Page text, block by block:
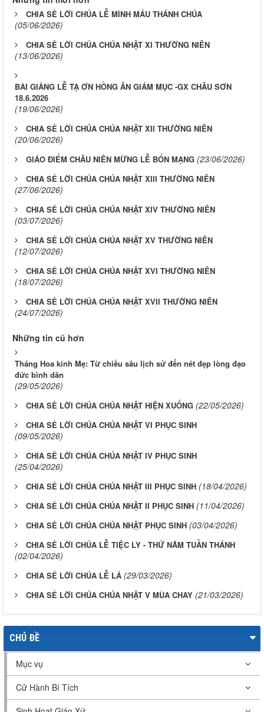
CHIA SẺ LỜI CHÚA LỄ MÌNH MÁU THÁNH CHÚA
(05/06/2026)
CHIA SẺ LỜI CHÚA CHÚA NHẬT XI THƯỜNG NIÊN
(13/06/2026)
BÀI GIẢNG LỄ TẠ ƠN HỒNG ÂN GIÁM MỤC -GX CHÂU SƠN
18.6.2026
(19/06/2026)
CHIA SẺ LỜI CHÚA CHÚA NHẬT XII THƯỜNG NIÊN
(20/06/2026)
GIÁO ĐIỂM CHÂU NIÊN MỪNG LỄ BỔN MẠNG (23/06/2026)
CHIA SẺ LỜI CHÚA CHÚA NHẬT XIII THƯỜNG NIÊN
(27/06/2026)
CHIA SẺ LỜI CHÚA CHÚA NHẬT XIV THƯỜNG NIÊN
(03/07/2026)
CHIA SẺ LỜI CHÚA CHÚA NHẬT XV THƯỜNG NIÊN
(12/07/2026)
CHIA SẺ LỜI CHÚA CHÚA NHẬT XVI THƯỜNG NIÊN
(18/07/2026)
CHIA SẺ LỜI CHÚA CHÚA NHẬT XVII THƯỜNG NIÊN
(24/07/2026)
Những tin cũ hơn
Tháng Hoa kính Mẹ: Từ chiều sâu lịch sử đến nét đẹp lòng đạo
đức bình dân
(29/05/2026)
CHIA SẺ LỜI CHÚA CHÚA NHẬT HIỆN XUỐNG (22/05/2026)
CHIA SẺ LỜI CHÚA CHÚA NHẬT VI PHỤC SINH
(09/05/2026)
CHIA SẺ LỜI CHÚA CHÚA NHẬT IV PHỤC SINH
(25/04/2026)
CHIA SẺ LỜI CHÚA CHÚA NHẬT III PHỤC SINH (18/04/2026)
CHIA SẺ LỜI CHÚA CHÚA NHẬT II PHỤC SINH (11/04/2026)
CHIA SẺ LỜI CHÚA CHÚA NHẬT PHỤC SINH (03/04/2026)
CHIA SẺ LỜI CHÚA LỄ TIỆC LY - THỨ NĂM TUẦN THÁNH
(02/04/2026)
CHIA SẺ LỜI CHÚA LỄ LÁ (29/03/2026)
CHIA SẺ LỜI CHÚA CHÚA NHẬT V MÙA CHAY (21/03/2026)
CHỦ ĐỀ
Mục vụ
Cử Hành Bí Tích